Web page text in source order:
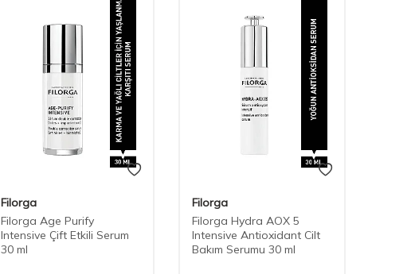
Filorga
Filorga Age Purify
Intensive Çift Etkili Serum
30 ml
Filorga
Filorga Hydra AOX 5
Intensive Antioxidant Cilt
Bakım Serumu 30 ml